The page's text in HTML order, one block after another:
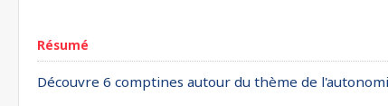
Résumé
Découvre 6 comptines autour du thème de